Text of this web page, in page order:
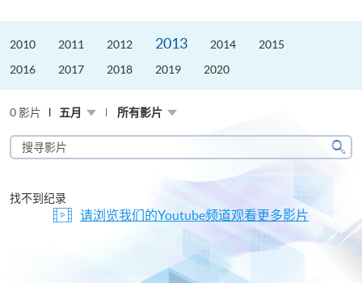
2010 2011 2012 2013 2014
2015
2016
2017 2018 2019 2020
0 影片 五月 所有影片
搜
寻
片
搜
找不到纪录
请浏览我们的Youtube频道观看更多影片